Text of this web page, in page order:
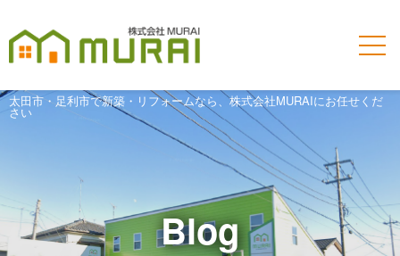
太田市・足利市で新築・リフォームなら、株式会社MURAIにお任せくだ
さい
Blog